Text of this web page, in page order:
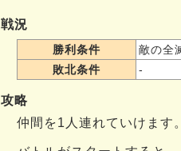
戦況
勝利条件
敵の全
敗北条件
-
攻略
仲間を1人連れていけます